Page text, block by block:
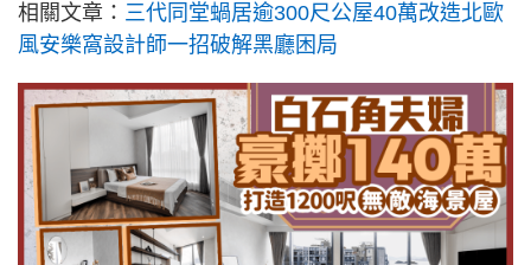
相關文章： 三代同堂蝸居逾300尺公屋40萬改造北歐
風安樂窩設計師一招破解黑廳困局